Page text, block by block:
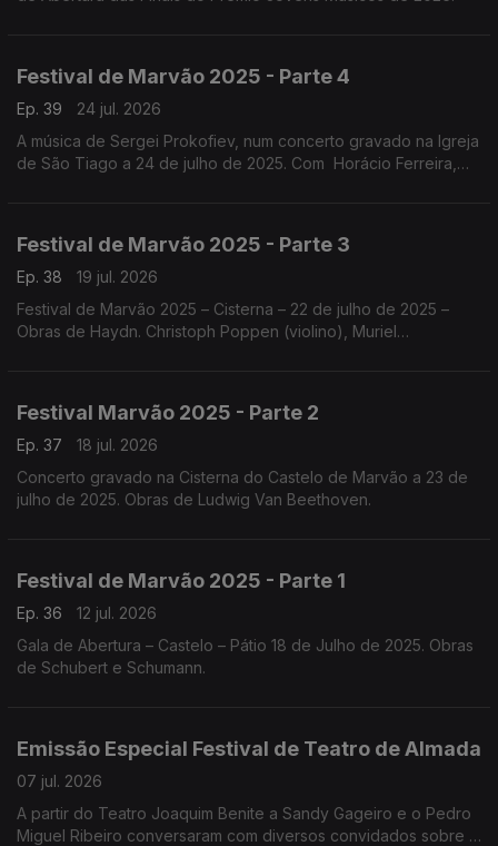
Festival de Marvão 2025 - Parte 4
Ep. 39
24 jul. 2026
A música de Sergei Prokofiev, num concerto gravado na Igreja
de São Tiago a 24 de julho de 2025. Com Horácio Ferreira,
Festival de Marvão 2025 - Parte 3
Ep. 38
19 jul. 2026
Festival de Marvão 2025 – Cisterna – 22 de julho de 2025 –
Obras de Haydn. Christoph Poppen (violino), Muriel
Festival Marvão 2025 - Parte 2
Ep. 37
18 jul. 2026
Concerto gravado na Cisterna do Castelo de Marvão a 23 de
julho de 2025. Obras de Ludwig Van Beethoven.
Festival de Marvão 2025 - Parte 1
Ep. 36
12 jul. 2026
Gala de Abertura – Castelo – Pátio 18 de Julho de 2025. Obras
de Schubert e Schumann.
Emissão Especial Festival de Teatro de Almada
07 jul. 2026
A partir do Teatro Joaquim Benite a Sandy Gageiro e o Pedro
Miguel Ribeiro conversaram com diversos convidados sobre o